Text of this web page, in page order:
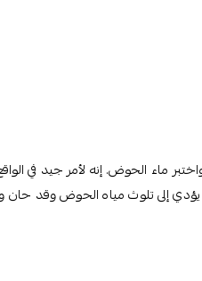
ماء الحوض. إنه لأمر جيد في
يؤدي إلى تلوث مياه الحوض وقد